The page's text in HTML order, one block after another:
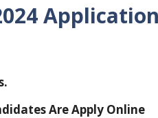
Are Apply Online